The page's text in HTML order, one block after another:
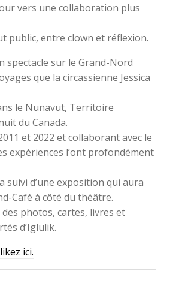
vers une collaboration plus
public, entre clown et réflexion.
spectacle sur le Grand-Nord
que la circassienne Jessica
le Nunavut, Territoire
du Canada.
et 2022 et collaborant avec le
expériences l’ont profondément
suivi d’une exposition qui aura
Café à côté du théâtre.
photos, cartes, livres et
d’Iglulik.
ici.